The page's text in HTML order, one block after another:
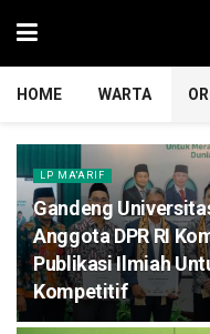
HOME WARTA
LP MA'ARIF
Gandeng
Anggota DPR RI
Publikasi Ilmiah
Kompetitif